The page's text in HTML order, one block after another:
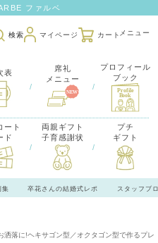
ファルベ
検索 マイページ カート
表
/
席礼
メニュー
/
プロフィール
ブック
ート
ド
/
両親ギフト
子育感謝状
/
プチ
ギフト
集 卒花さんの結婚式レポ スタッフブ
洒落に!ヘキサゴン型／オクタゴン型で作るプレ